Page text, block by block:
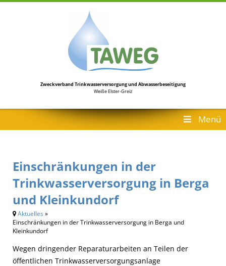
Zweckverband Trinkwasserversorgungund Abwasserbeseitigung
Weiße Elster-Greiz
Menü
Einschränkungen in der
Trinkwasserversorgung in Berga
und Kleinkundorf
Aktuelles »
Einschränkungen in der Trinkwasserversorgung in Berga und
Kleinkundorf
Wegen dringender Reparaturarbeiten an Teilen der
öffentlichen Trinkwasserversorgungsanlage